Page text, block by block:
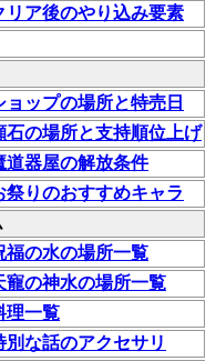
リア後のやり込み要素
ョップの場所と特売日
石の場所と支持順位上げ
道器屋の解放条件
祭りのおすすめキャラ
福の水の場所一覧
寵の神水の場所一覧
理一覧
別な話のアクセサリ